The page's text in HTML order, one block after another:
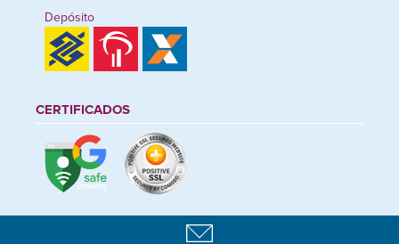
Depósito
CERTIFICADOS